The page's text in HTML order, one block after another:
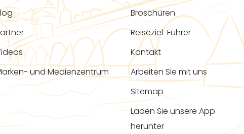
und Medienzentrum
Broschüren
Reiseziel-Führer
Kontakt
Arbeiten Sie mit uns
Sitemap
Laden Sie unsere App
herunter